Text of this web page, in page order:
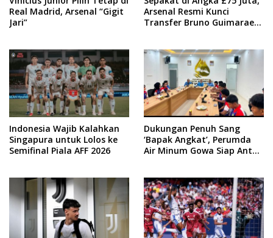
Real Madrid, Arsenal “Gigit
Jari”
Arsenal Resmi Kunci
Transfer Bruno Guimaraes
Indonesia Wajib Kalahkan
Singapura untuk Lolos ke
Semifinal Piala AFF 2026
Dukungan Penuh Sang
‘Bapak Angkat’, Perumda
Air Minum Gowa Siap Antar